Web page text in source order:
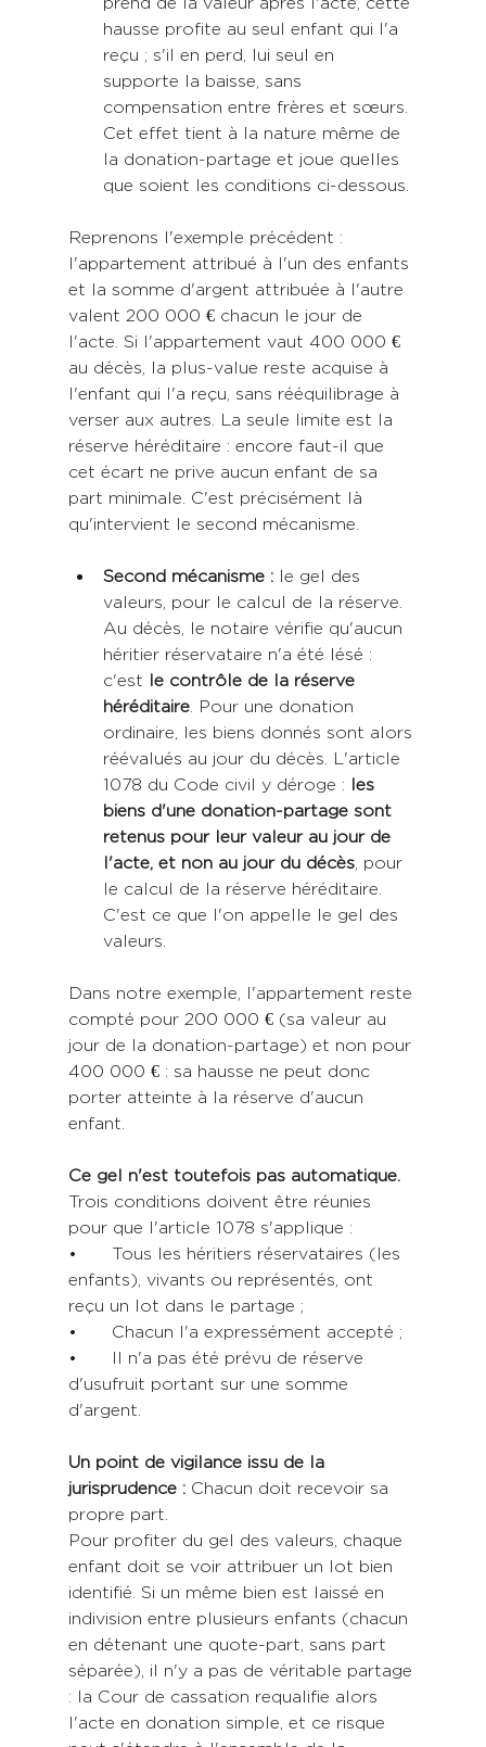
hausse profite au seul enfant qui l'a
reçu ; s'il en perd, lui seul en
supporte la baisse, sans
compensation entre frères et sœurs.
Cet effet tient à la nature même de
la donation-partage et joue quelles
que soient les conditions ci-dessous.
Reprenons l'exemple précédent :
l'appartement attribué à l'un des enfants
et la somme d'argent attribuée à l'autre
valent 200 000 € chacun le jour de
l'acte. Si l'appartement vaut 400 000 €
au décès, la plus-value reste acquise à
l'enfant qui l'a reçu, sans rééquilibrage à
verser aux autres. La seule limite est la
réserve héréditaire : encore faut-il que
cet écart ne prive aucun enfant de sa
part minimale. C'est précisément là
qu'intervient le second mécanisme.
Second mécanisme : le gel des
valeurs, pour le calcul de la réserve.
Au décès, le notaire vérifie qu'aucun
héritier réservataire n'a été lésé :
c'est le contrôle de la réserve
héréditaire. Pour une donation
ordinaire, les biens donnés sont alors
réévalués au jour du décès. L'article
1078 du Code civil y déroge : les
biens d'une donation-partage sont
retenus pour leur valeur au jour de
l'acte, et non au jour du décès, pour
le calcul de la réserve héréditaire.
C'est ce que l'on appelle le gel des
valeurs.
Dans notre exemple, l'appartement reste
compté pour 200 000 € (sa valeur au
jour de la donation-partage) et non pour
400 000 € : sa hausse ne peut donc
porter atteinte à la réserve d'aucun
enfant.
Ce gel n'est toutefois pas automatique.
Trois conditions doivent être réunies
pour que l'article 1078 s'applique :
•	Tous les héritiers réservataires (les
enfants), vivants ou représentés, ont
reçu un lot dans le partage ;
•	Chacun l'a expressément accepté ;
•	Il n'a pas été prévu de réserve
d'usufruit portant sur une somme
d'argent.
Un point de vigilance issu de la
jurisprudence : Chacun doit recevoir sa
propre part.
Pour profiter du gel des valeurs, chaque
enfant doit se voir attribuer un lot bien
identifié. Si un même bien est laissé en
indivision entre plusieurs enfants (chacun
en détenant une quote-part, sans part
séparée), il n'y a pas de véritable partage
: la Cour de cassation requalifie alors
l'acte en donation simple, et ce risque